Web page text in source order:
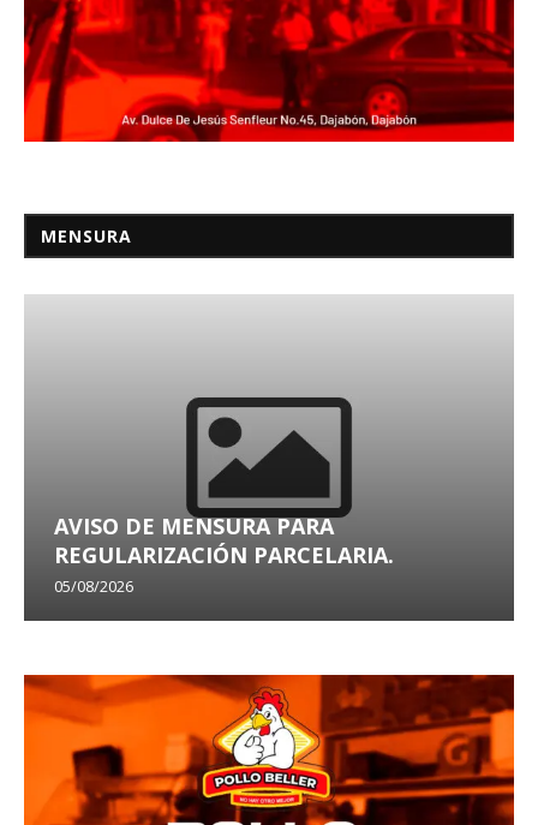
MENSURA
AVISO DE MENSURA PARA
REGULARIZACIÓN PARCELARIA.
05/08/2026